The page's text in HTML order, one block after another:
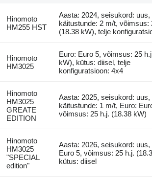
Hinomoto
HM255 HST
Aasta: 2024, seisukord: uus,
käitustunde: 2 m/t, võimsus:
(18.38 kW), telje
Hinomoto
HM3025
Euro: Euro 5, võimsus: 25
kW), kütus: diisel, telje
konfiguratsioon: 4x4
Hinomoto
HM3025
GREATE
EDITION
Aasta: 2025, seisukord: uus,
käitustunde: 1 m/t, Euro:
võimsus: 25 h.j. (18.38 kW)
Hinomoto
HM3025
"SPECIAL
edition"
Aasta: 2026, seisukord: uus,
Euro 5, võimsus: 25 h.j.
kütus: diisel